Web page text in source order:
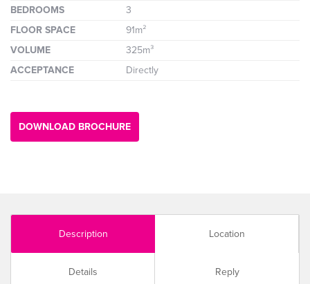
BEDROOMS
3
FLOOR SPACE
91m²
VOLUME
325m³
ACCEPTANCE
Directly
DOWNLOAD BROCHURE
Description Location
Details Reply